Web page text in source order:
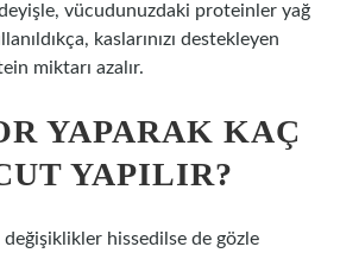
deyişle, vücudunuzdaki proteinler yağ
kaslarınızı destekleyen
miktarı azalır.
YAPARAK KAÇ
YAPILIR?
değişiklikler hissedilse de gözle